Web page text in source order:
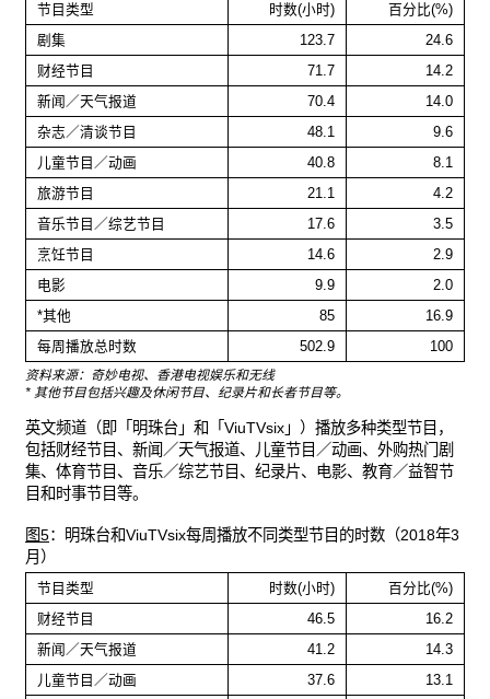
节目类型 时数(小时)
百分比(%)
剧集
123.7
24.6
财经节目
71.7
14.2
新闻／天气报道
70.4
14.0
杂志／清谈节目
48.1
9.6
儿童节目／动画
40.8
8.1
旅游节目
21.1
4.2
音乐节目／综艺节目
17.6
3.5
烹饪节目
14.6
2.9
电影
9.9
2.0
*其他
85
16.9
每周播放总时数
502.9 100
资料来源：奇妙电视、香港电视娱乐和无线
* 其他节目包括兴趣及休闲节目、纪录片和长者节目等。
英文频道（即「明珠台」和「ViuTVsix」）播放多种类型节目，
包括财经节目、新闻／天气报道、儿童节目／动画、外购热门剧
集、体育节目、音乐／综艺节目、纪录片、电影、教育／益智节
目和时事节目等。
图5：明珠台和ViuTVsix每周播放不同类型节目的时数（2018年3
月）
节目类型 时数(小时)
百分比(%)
财经节目
46.5
16.2
新闻／天气报道
41.2
14.3
儿童节目／动画
37.6
13.1